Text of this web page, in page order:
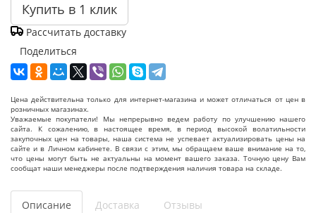
Купить в 1 клик
Рассчитать доставку
Поделиться
Цена действительна только для интернет-магазина и может отличаться от цен в
розничных магазинах.
Уважаемые покупатели! Мы непрерывно ведем работу по улучшению нашего
сайта. К сожалению, в настоящее время, в период высокой волатильности
закупочных цен на товары, наша система не успевает актуализировать цены на
сайте и в Личном кабинете. В связи с этим, мы обращаем ваше внимание на то,
что цены могут быть не актуальны на момент вашего заказа. Точную цену Вам
сообщат наши менеджеры после подтверждения наличия товара на складе.
Описание Доставка Отзывы